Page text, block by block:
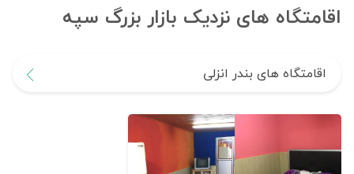
اقامتگاه های نزدیک بازار بزرگ سپه
اقامتگاه های بندر انزلی